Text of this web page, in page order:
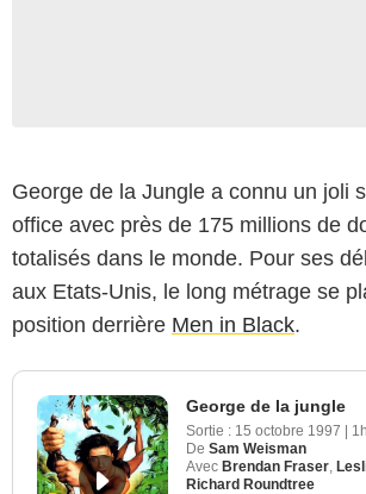
George de la Jungle a connu un joli
office avec près de 175 millions de
totalisés dans le monde. Pour ses
aux Etats-Unis, le long métrage se
position derrière Men in Black.
George de la jungle
Sortie : 15 octobre 1997 |
De Sam Weisman
Avec Brendan Fraser,
Richard Roundtree